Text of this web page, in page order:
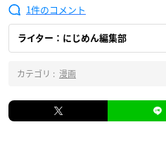
1
ライター：にじめん編集部
カテゴリ : 漫画